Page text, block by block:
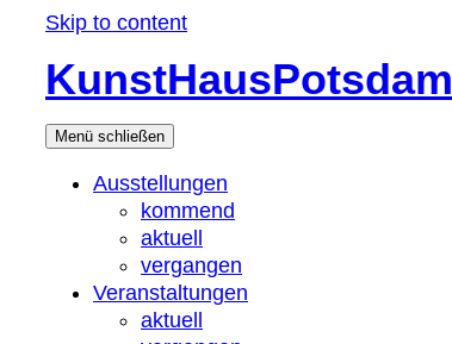
Skip to content
KunstHausPotsdam
Menü schließen
Ausstellungen
kommend
aktuell
vergangen
Veranstaltungen
aktuell